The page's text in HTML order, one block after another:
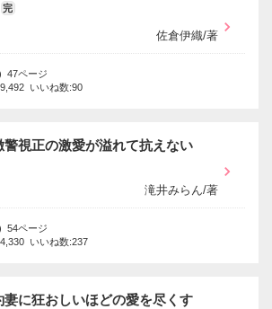
完
佐倉伊織/著
47ページ
いいね数:90
視正の激愛が溢れて抗えない
滝井みらん/著
54ページ
いいね数:237
妻に狂おしいほどの愛を尽くす